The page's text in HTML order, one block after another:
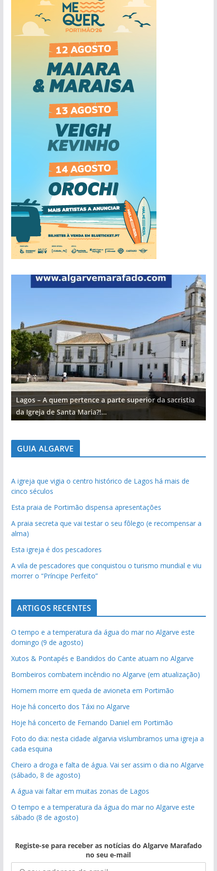
Lagos – A quem pertence a parte superior da sacristia
da Igreja de Santa Maria?!…
GUIA ALGARVE
A igreja que vigia o centro histórico de Lagos há mais de
cinco séculos
Esta praia de Portimão dispensa apresentações
A praia secreta que vai testar o seu fôlego (e recompensar a
alma)
Esta igreja é dos pescadores
A vila de pescadores que conquistou o turismo mundial e viu
morrer o “Príncipe Perfeito”
ARTIGOS RECENTES
O tempo e a temperatura da água do mar no Algarve este
domingo (9 de agosto)
Xutos & Pontapés e Bandidos do Cante atuam no Algarve
Bombeiros combatem incêndio no Algarve (em atualização)
Homem morre em queda de avioneta em Portimão
Hoje há concerto dos Táxi no Algarve
Hoje há concerto de Fernando Daniel em Portimão
Foto do dia: nesta cidade algarvia vislumbramos uma igreja a
cada esquina
Cheiro a droga e falta de água. Vai ser assim o dia no Algarve
(sábado, 8 de agosto)
A água vai faltar em muitas zonas de Lagos
O tempo e a temperatura da água do mar no Algarve este
sábado (8 de agosto)
Registe-se para receber as notícias do Algarve Marafado
no seu e-mail